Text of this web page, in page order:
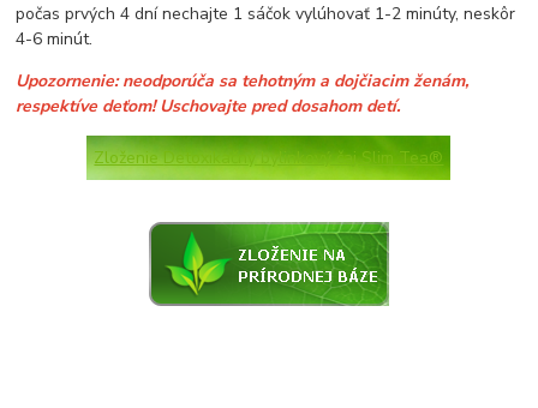
počas prvých 4 dní nechajte 1 sáčok vylúhovať 1-2 minúty, neskôr
4-6 minút.
Upozornenie: neodporúča sa tehotným a dojčiacim ženám,
respektíve deťom! Uschovajte pred dosahom detí.
ZloženieDetoxikačný bylinkový čaj Slim Tea®